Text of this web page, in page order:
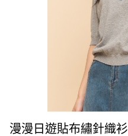
漫漫日遊貼布繡針織衫